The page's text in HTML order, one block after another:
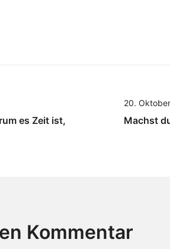
es Zeit ist,
20.
Machst
Kommentar